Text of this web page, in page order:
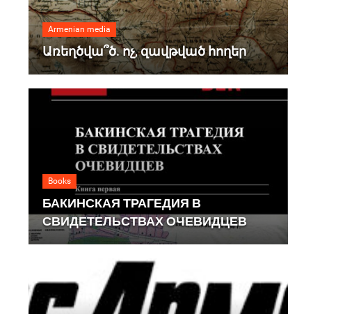
Armenian media
Առեղծվա՞ծ. ոչ, զավթված հողեր
Books
БАКИНСКАЯ ТРАГЕДИЯ В
СВИДЕТЕЛЬСТВАХ ОЧЕВИДЦЕВ